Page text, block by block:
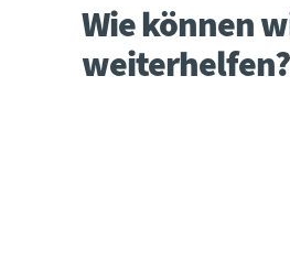
Wie können
weiterhelfen?